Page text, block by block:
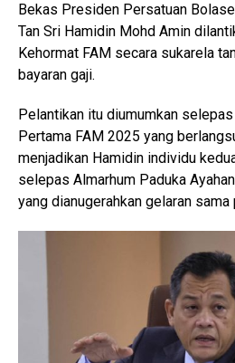
Bekas Presiden Persatuan
Tan Sri Hamidin Mohd Amin
Kehormat FAM secara sukarela
bayaran gaji.
Pelantikan itu diumumkan
Pertama FAM 2025 yang
menjadikan Hamidin individu
selepas Almarhum Paduka
yang dianugerahkan gelaran sama